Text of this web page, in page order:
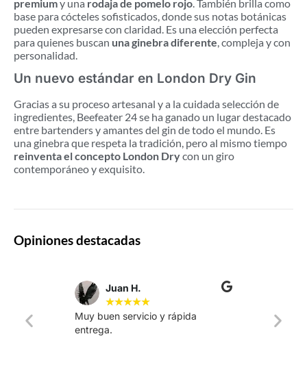
premiumy una rodaja de pomelo rojo . También brilla como
base para cócteles sofisticados, donde sus notas botánicas
pueden expresarse con claridad. Es una elección perfecta
para quienes buscan una ginebra diferente , compleja y con
personalidad.
Un nuevo estándar en London Dry Gin
Gracias a su proceso artesanal y a la cuidada selección de
ingredientes, Beefeater 24 se ha ganado un lugar destacado
entre bartenders y amantes del gin de todo el mundo. Es
una ginebra que respeta la tradición, pero al mismo tiempo
reinventa el concepto London Drycon un giro
contemporáneo y exquisito.
Opiniones destacadas
Juan H.
★★★★★
Muy buen servicio y rápida
entrega.
La